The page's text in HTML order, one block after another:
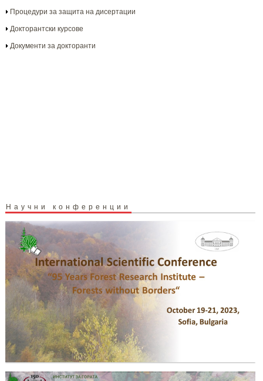
Процедури за защита на дисертации
Докторантски курсове
Документи за докторанти
Научни конференции